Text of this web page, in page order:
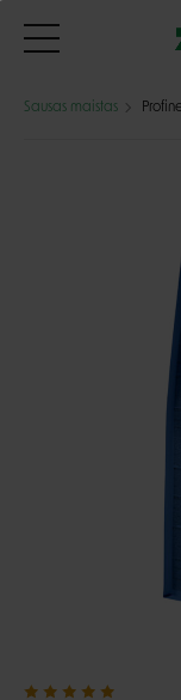
Sausas maistas